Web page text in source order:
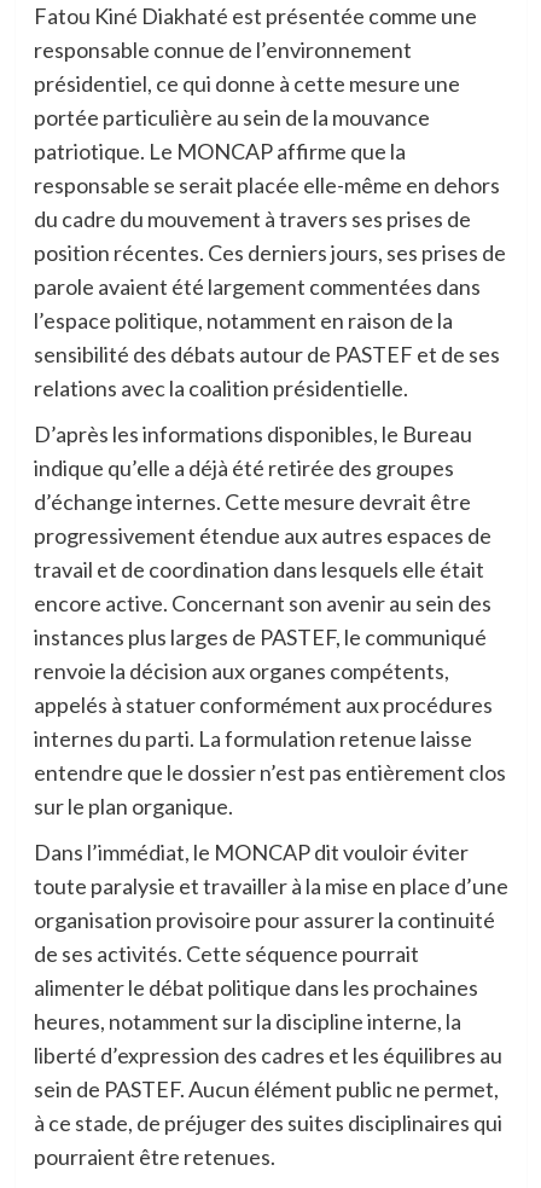
Fatou Kiné Diakhaté est présentée comme une
responsable connue de l’environnement
présidentiel, ce qui donne à cette mesure une
portée particulière au sein de la mouvance
patriotique. Le MONCAP affirme que la
responsable se serait placée elle-même en dehors
du cadre du mouvement à travers ses prises de
position récentes. Ces derniers jours, ses prises de
parole avaient été largement commentées dans
l’espace politique, notamment en raison de la
sensibilité des débats autour de PASTEF et de ses
relations avec la coalition présidentielle.
D’après les informations disponibles, le Bureau
indique qu’elle a déjà été retirée des groupes
d’échange internes. Cette mesure devrait être
progressivement étendue aux autres espaces de
travail et de coordination dans lesquels elle était
encore active. Concernant son avenir au sein des
instances plus larges de PASTEF, le communiqué
renvoie la décision aux organes compétents,
appelés à statuer conformément aux procédures
internes du parti. La formulation retenue laisse
entendre que le dossier n’est pas entièrement clos
sur le plan organique.
Dans l’immédiat, le MONCAP dit vouloir éviter
toute paralysie et travailler à la mise en place d’une
organisation provisoire pour assurer la continuité
de ses activités. Cette séquence pourrait
alimenter le débat politique dans les prochaines
heures, notamment sur la discipline interne, la
liberté d’expression des cadres et les équilibres au
sein de PASTEF. Aucun élément public ne permet,
à ce stade, de préjuger des suites disciplinaires qui
pourraient être retenues.